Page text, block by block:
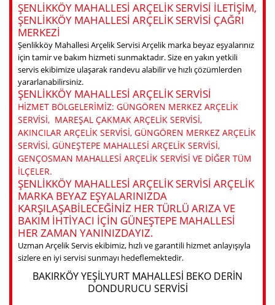
ŞENLIKKÖY MAHALLESI ARÇELIK SERVISI ILETIŞIM,
ŞENLIKKÖY MAHALLESI ARÇELIK SERVISI ÇAĞRI
MERKEZI
Şenlikköy Mahallesi Arçelik Servisi Arçelik marka beyaz eşyalarınız
için tamir ve bakım hizmeti sunmaktadır. Size en yakın yetkili
servis ekibimize ulaşarak randevu alabilir ve hızlı çözümlerden
yararlanabilirsiniz.
ŞENLIKKÖY MAHALLESI ARÇELIK SERVISI
HIZMET BÖLGELERIMIZ: GÜNGÖREN MERKEZ ARÇELIK
SERVISI, MAREŞAL ÇAKMAK ARÇELIK SERVISI,
AKINCILAR ARÇELIK SERVISI, GÜNGÖREN MERKEZ ARÇELIK
SERVISI, GÜNEŞTEPE MAHALLESI ARÇELIK SERVISI,
GENÇOSMAN MAHALLESI ARÇELIK SERVISI VE DIĞER TÜM
ILÇELER.
ŞENLIKKÖY MAHALLESI ARÇELIK SERVISI ARÇELIK
MARKA BEYAZ EŞYALARINIZDA
KARŞILAŞABILECEĞINIZ HER TÜRLÜ ARIZA VE
BAKIM IHTIYACI IÇIN GÜNEŞTEPE MAHALLESI
HER ZAMAN YANINIZDAYIZ.
Uzman Arçelik Servis ekibimiz, hızlı ve garantili hizmet anlayışıyla
sizlere en iyi servisi sunmayı hedeflemektedir.
BAKIRKÖY YEŞILYURT MAHALLESI BEKO DERIN
DONDURUCU SERVISI